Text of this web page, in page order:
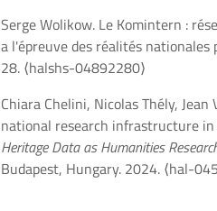
Serge Wolikow. Le Komintern :
a l'épreuve des réalités nationales
28. ⟨halshs-04892280⟩
Chiara Chelini, Nicolas Thély,
national research infrastructure
Heritage Data as Humanities
Budapest, Hungary. 2024. ⟨hal-